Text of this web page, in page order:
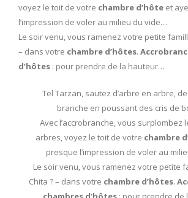
voyez le toit de votre chambre d’hôte et
l’impression de voler au milieu du vide…
Le soir venu, vous ramenez votre petite
– dans votre chambre d’hôtes.
d’hôtes : pour prendre de la hauteur…
Tel Tarzan, sautez d’arbre en arbre,
branche en poussant des cris de
Avec l’accrobranche, vous surplombez
arbres, voyez le toit de votre chambre
presque l’impression de voler au
Le soir venu, vous ramenez votre petite
Chita ? – dans votre chambre d’hôtes.